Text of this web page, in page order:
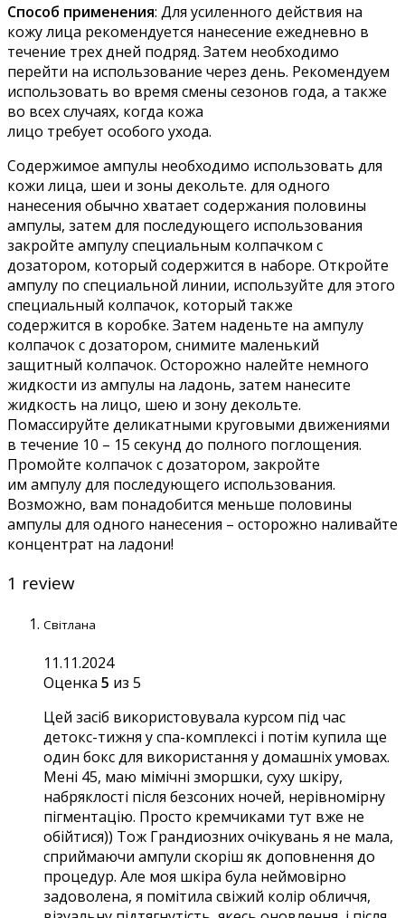
Способ применения: Для усиленного действия на
кожу лица рекомендуется нанесение ежедневно в
течение трех дней подряд. Затем необходимо
перейти на использование через день. Рекомендуем
использовать во время смены сезонов года, а также
во всех случаях, когда кожа
лицо требует особого ухода.
Содержимое ампулы необходимо использовать для
кожи лица, шеи и зоны декольте. для одного
нанесения обычно хватает содержания половины
ампулы, затем для последующего использования
закройте ампулу специальным колпачком с
дозатором, который содержится в наборе. Откройте
ампулу по специальной линии, используйте для этого
специальный колпачок, который также
содержится в коробке. Затем наденьте на ампулу
колпачок с дозатором, снимите маленький
защитный колпачок. Осторожно налейте немного
жидкости из ампулы на ладонь, затем нанесите
жидкость на лицо, шею и зону декольте.
Помассируйте деликатными круговыми движениями
в течение 10 – 15 секунд до полного поглощения.
Промойте колпачок с дозатором, закройте
им ампулу для последующего использования.
Возможно, вам понадобится меньше половины
ампулы для одного нанесения – осторожно наливайте
концентрат на ладони!
1 review
Світлана
11.11.2024
Оценка 5 из 5
Цей засіб використовувала курсом під час
детокс-тижня у спа-комплексі і потім купила ще
один бокс для використання у домашніх умовах.
Мені 45, маю мімічні зморшки, суху шкіру,
набряклості після безсоних ночей, нерівномірну
пігментацію. Просто кремчиками тут вже не
обійтися)) Тож Грандиозних очікувань я не мала,
сприймаючи ампули скоріш як доповнення до
процедур. Але моя шкіра була неймовірно
задоволена, я помітила свіжий колір обличчя,